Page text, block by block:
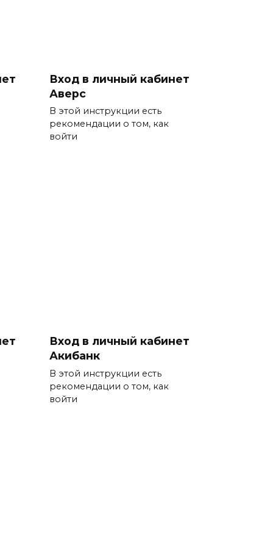
Вход в личный кабинет
Аверс
В этой инструкции есть
рекомендации о том, как
войти
Вход в личный кабинет
Акибанк
В этой инструкции есть
рекомендации о том, как
войти